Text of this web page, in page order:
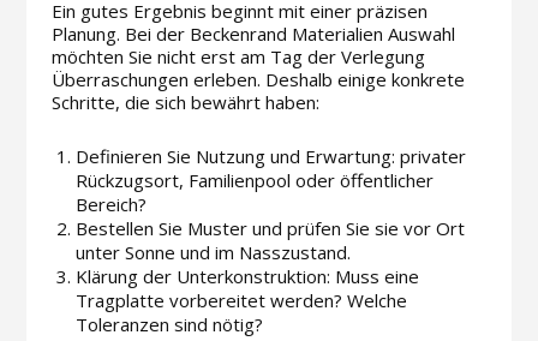
Ein gutes Ergebnis beginnt mit einer präzisen
Planung. Bei der Beckenrand Materialien Auswahl
möchten Sie nicht erst am Tag der Verlegung
Überraschungen erleben. Deshalb einige konkrete
Schritte, die sich bewährt haben:
Definieren Sie Nutzung und Erwartung: privater
Rückzugsort, Familienpool oder öffentlicher
Bereich?
Bestellen Sie Muster und prüfen Sie sie vor Ort
unter Sonne und im Nasszustand.
Klärung der Unterkonstruktion: Muss eine
Tragplatte vorbereitet werden? Welche
Toleranzen sind nötig?